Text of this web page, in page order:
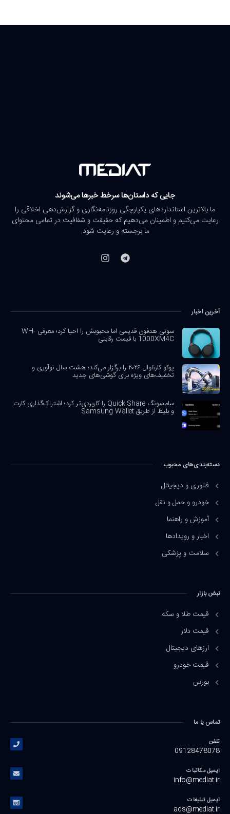
جایی که داستان‌ها سرخط خبرها می‌شوند
ما بالاترین استانداردهای یکپارچگی روزنامه‌نگاری و گزارش‌دهی اخلاقی را
رعایت می‌کنیم و اطمینان می‌دهیم که حقیقت و شفافیت در تمامی محتوای
ما برجسته و رعایت شود.
آخرین اخبار
سونی هدفون قدیمی اما محبوبش را احیا کرد؛ معرفی WH-
1000XM4C با قیمت رقابتی
پوکو کارناوال ۲۰۲۶ را برگزار می‌کند؛ هشت سال نوآوری و
تخفیف‌های ویژه برای گوشی‌های جدید
سامسونگ Quick Share را کاربردی‌تر کرد؛ اشتراک‌گذاری کارت
و بلیط از طریق Samsung Wallet
دسته‌بندی‌های محبوب
فناوری و دیجیتال
خودرو و حمل و نقل
آموزش و راهنما
اخبار و رویدادها
سلامت و پزشکی
نبض بازار
قیمت طلا و سکه
قیمت دلار
ارزهای دیجیتال
قیمت خودرو
بورس
تماس یا ما
تلفن
09128478078
ایمیل مکاتبات
info@mediat.ir
ایمیل تبلیغات
ads@mediat.ir